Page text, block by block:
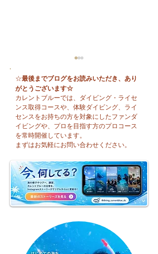
夏本番！明日からお泊
まり海洋実習です♪
☆最後までブログをお読みいただき、あり
がとうございます☆
カレントブルーでは、ダイビング・ライセ
ンス取得コースや、体験ダイビング、ライ
センスをお持ちの方を対象にしたファンダ
イビングや、プロを目指す方のプロコース
を常時開催しています。
まずはお気軽にお問い合わせください。